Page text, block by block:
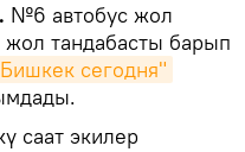
№6 автобус жол
тандабасты барып
сегодня"
саат экилер